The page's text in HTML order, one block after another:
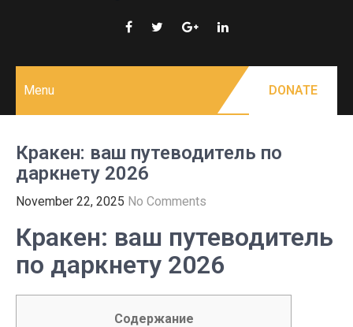
Menu DONATE
Кракен: ваш путеводитель по
даркнету 2026
November 22, 2025 No Comments
Кракен: ваш путеводитель
по даркнету 2026
Содержание